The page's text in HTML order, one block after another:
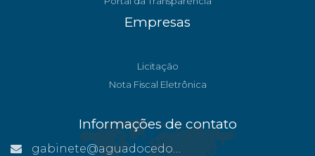
Empresas
Licitação
Nota Fiscal Eletrônica
Informações de contato
gabinete@aguadocedonorte.es.gov.br